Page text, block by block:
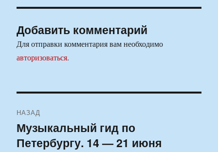
Добавить комментарий
Для отправки комментария вам необходимо
авторизоваться.
по
записям
НАЗАД
Предыдущая
запись:
Музыкальный гид по
Петербургу. 14 — 21 июня